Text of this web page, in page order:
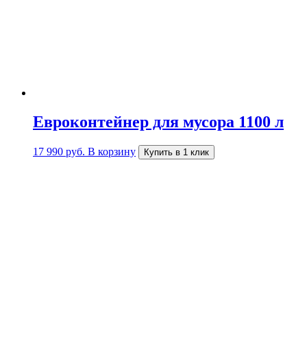
Евроконтейнер для мусора 1100 л
17 990 руб. В корзину Купить в 1 клик